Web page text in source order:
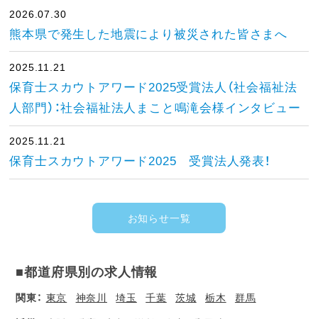
2026.07.30
熊本県で発生した地震により被災された皆さまへ
2025.11.21
保育士スカウトアワード2025受賞法人（社会福祉法
人部門）：社会福祉法人まこと鳴滝会様インタビュー
2025.11.21
保育士スカウトアワード2025 受賞法人発表！
お知らせ一覧
■都道府県別の求人情報
関東： 東京 神奈川 埼玉 千葉 茨城 栃木 群馬